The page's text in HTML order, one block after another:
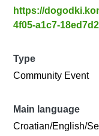
https://
4f05-a1c7-
Type
Community Event
Main language
Croatian/English/